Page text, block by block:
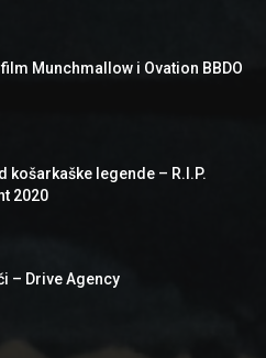
Munchmallow i Ovation BBDO
košarkaške legende – R.I.P.
2020
– Drive Agency